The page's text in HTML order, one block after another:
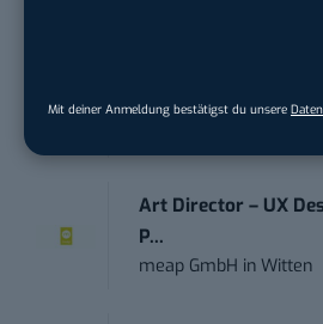
Mit deiner Anmeldung bestätigst du unsere
Ferdinand Bilstein
Art Director – UX
P...
meap GmbH inWitten